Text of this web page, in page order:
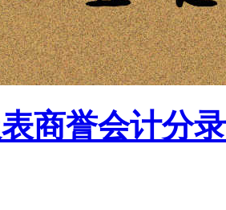
商誉会计分